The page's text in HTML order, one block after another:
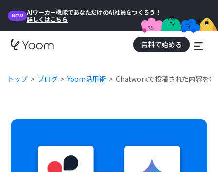
NEW
AIワーカー機能であなただけのAI社員をつくろう！
詳しくはこちら
無料で始める
トップ ブログ Yoom活用術 Chatworkで投稿された内容を